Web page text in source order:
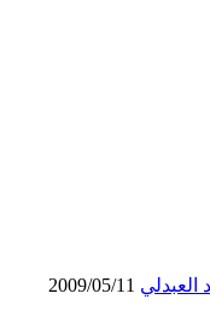
العبدلي 2009/05/11